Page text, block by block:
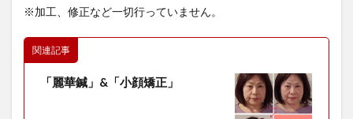
※加工、修正など一切行っていません。
関連記事
「麗華鍼」&「小顔矯正」